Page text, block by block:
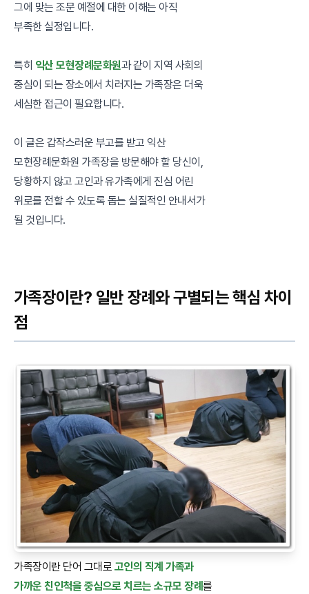
그에 맞는 조문 예절에 대한 이해는 아직
부족한 실정입니다.
특히 익산 모현장례문화원과 같이 지역 사회의
중심이 되는 장소에서 치러지는 가족장은 더욱
세심한 접근이 필요합니다.
이 글은 갑작스러운 부고를 받고 익산
모현장례문화원 가족장을 방문해야 할 당신이,
당황하지 않고 고인과 유가족에게 진심 어린
위로를 전할 수 있도록 돕는 실질적인 안내서가
될 것입니다.
가족장이란? 일반 장례와 구별되는 핵심 차이
점
가족장이란 단어 그대로 고인의 직계 가족과
가까운 친인척을 중심으로 치르는 소규모 장례를